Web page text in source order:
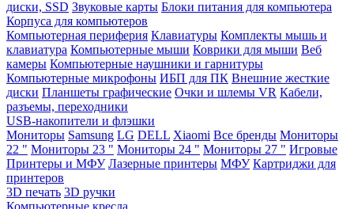
диски, SSD Звуковые карты Блоки питания для компьютера
Корпуса для компьютеров
Компьютерная периферия Клавиатуры Комплекты мышь и
клавиатура Компьютерные мыши Коврики для мыши Веб
камеры Компьютерные наушники и гарнитуры
Компьютерные микрофоны ИБП для ПК Внешние жесткие
диски Планшеты графические Очки и шлемы VR Кабели,
разъемы, переходники
USB-накопители и флэшки
Мониторы Samsung LG DELL Xiaomi Все бренды Мониторы
22 " Мониторы 23 " Мониторы 24 " Мониторы 27 " Игровые
Принтеры и МФУ Лазерные принтеры МФУ Картриджи для
принтеров
3D печать 3D ручки
Компьютерные кресла